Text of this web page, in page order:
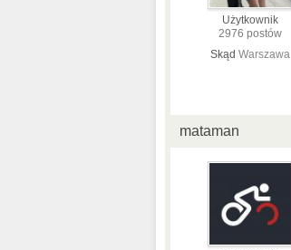
Użytkownik
2976 postów
Skąd Warszawa
mataman